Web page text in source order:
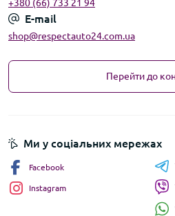
+380 (66) 733 21 94
E-mail
shop@respectauto24.com.ua
Перейти до
Ми у соціальних мережах
Facebook
Instagram